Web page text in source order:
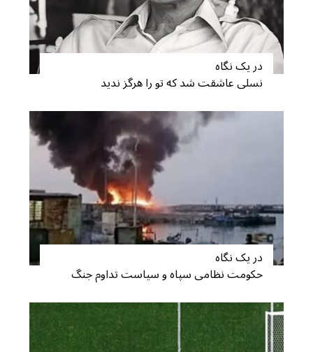
در یک نگاه
نسلی عاشقت شد که تو را هرگز ندید
در یک نگاه
حکومت نظامی سپاه و سیاست تداوم جنگ
a
r
c
h
f
r